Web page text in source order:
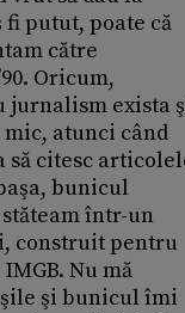
fi putut, poate că
către
Oricum,
jurnalism exista
mic, atunci când
să citesc
bunicul
stăteam într-un
construit pentru
Nu mă
şi bunicul îmi